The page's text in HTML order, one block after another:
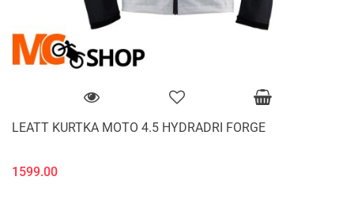
LEATT KURTKA MOTO 4.5 HYDRADRI FORGE
1599.00